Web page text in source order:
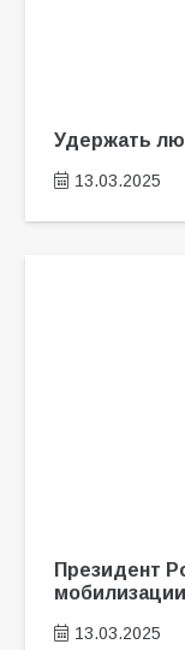
Удержать
13.03.2025
Президент
13.03.2025